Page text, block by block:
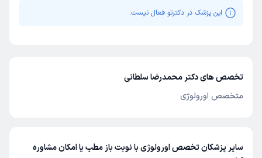
این پزشک در دکترتو فعال نیست.
تخصص های دکتر محمدرضا سلطانی
متخصص اورولوژی
سایر پزشکان تخصص اورولوژی با نوبت باز مطب یا امکان مشاوره